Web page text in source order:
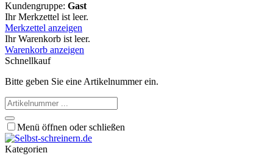
Kundengruppe: Gast
Ihr Merkzettel ist leer.
Merkzettel anzeigen
Ihr Warenkorb ist leer.
Warenkorb anzeigen
Schnellkauf
Bitte geben Sie eine Artikelnummer ein.
Menü öffnen oder schließen
Kategorien